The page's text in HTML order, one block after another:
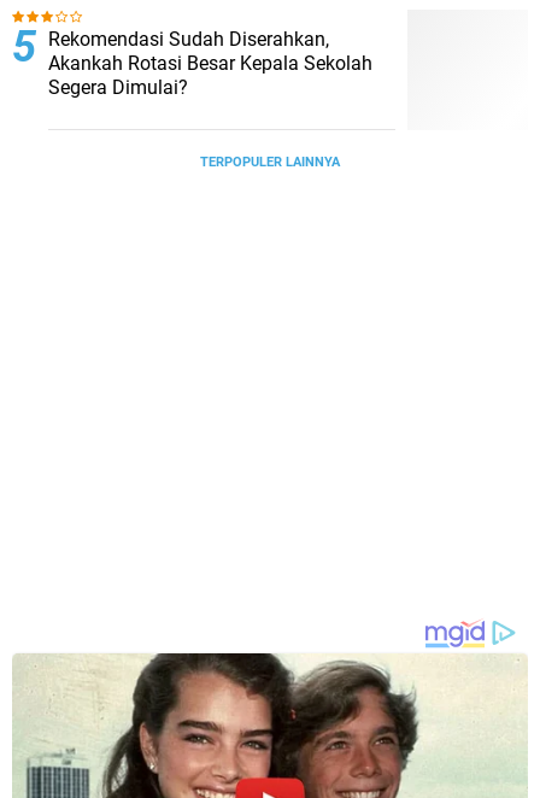
Rekomendasi Sudah Diserahkan,
Akankah Rotasi Besar Kepala Sekolah
Segera Dimulai?
TERPOPULER LAINNYA